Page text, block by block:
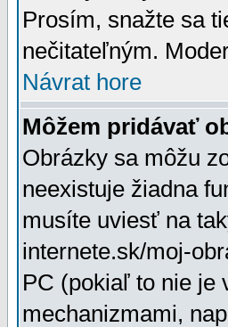
Prosím, snažte sa
nečitateľným.
Návrat hore
Môžem pridávať
Obrázky sa môžu
neexistuje žiadna
musíte uviesť na
internete.sk/moj-
PC (pokiaľ to nie je
mechanizmami,